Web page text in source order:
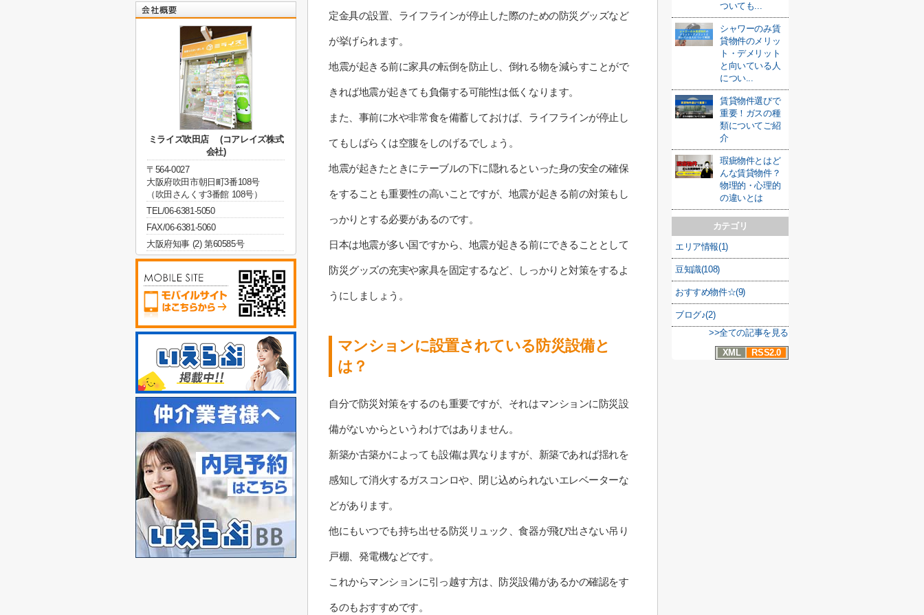
定金具の設置、ライフラインが停止した際のための防災グッズなど
が挙げられます。
地震が起きる前に家具の転倒を防止し、倒れる物を減らすことがで
きれば地震が起きても負傷する可能性は低くなります。
また、事前に水や非常食を備蓄しておけば、ライフラインが停止し
てもしばらくは空腹をしのげるでしょう。
地震が起きたときにテーブルの下に隠れるといった身の安全の確保
をすることも重要性の高いことですが、地震が起きる前の対策もし
っかりとする必要があるのです。
日本は地震が多い国ですから、地震が起きる前にできることとして
防災グッズの充実や家具を固定するなど、しっかりと対策をするよ
うにしましょう。
マンションに設置されている防災設備と
は？
自分で防災対策をするのも重要ですが、それはマンションに防災設
備がないからというわけではありません。
新築か古築かによっても設備は異なりますが、新築であれば揺れを
感知して消火するガスコンロや、閉じ込められないエレベーターな
どがあります。
他にもいつでも持ち出せる防災リュック、食器が飛び出さない吊り
戸棚、発電機などです。
これからマンションに引っ越す方は、防災設備があるかの確認をす
るのもおすすめです。
ついても...
シャワーのみ賃
貸物件のメリッ
ト・デメリット
と向いている人
につい...
賃貸物件選びで
重要！ガスの種
類についてご紹
介
瑕疵物件とはど
んな賃貸物件？
物理的・心理的
の違いとは
カテゴリ
エリア情報(1)
豆知識(108)
おすすめ物件☆(9)
ブログ♪(2)
>>全ての記事を見る
XML
RSS2.0
ミライズ吹田店 (コアレイズ株式
会社)
〒564-0027
大阪府吹田市朝日町3番108号
（吹田さんくす3番館 108号）
TEL/06-6381-5050
FAX/06-6381-5060
大阪府知事 (2) 第60585号